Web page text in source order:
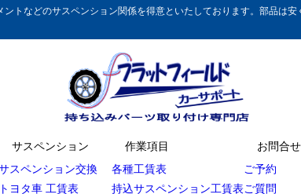
トなどのサスペンション関係を得意といたしております。部品は
サスペンション
スペンション交換
トヨタ車 工賃表
作業項目
各種工賃表
持込サスペンション工賃表
お問合せ
ご予約
ご質問